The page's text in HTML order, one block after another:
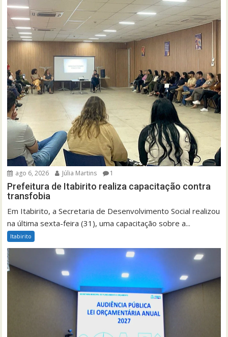
ago 6, 2026 Júlia Martins 1
Prefeitura de Itabirito realiza capacitação contra
transfobia
Em Itabirito, a Secretaria de Desenvolvimento Social realizou
na última sexta-feira (31), uma capacitação sobre a...
Itabirito